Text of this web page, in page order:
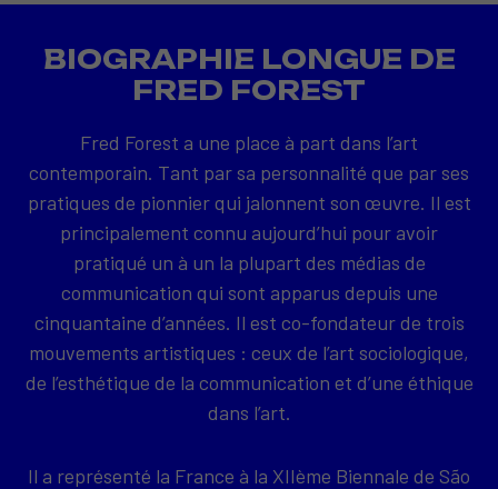
BIOGRAPHIE LONGUE DE
FRED FOREST
Fred Forest a une place à part dans l’art
contemporain. Tant par sa personnalité que par ses
pratiques de pionnier qui jalonnent son œuvre. Il est
principalement connu aujourd’hui pour avoir
pratiqué un à un la plupart des médias de
communication qui sont apparus depuis une
cinquantaine d’années. Il est co-fondateur de trois
mouvements artistiques : ceux de l’art sociologique,
de l’esthétique de la communication et d’une éthique
dans l’art.
Il a représenté la France à la XIIème Biennale de São